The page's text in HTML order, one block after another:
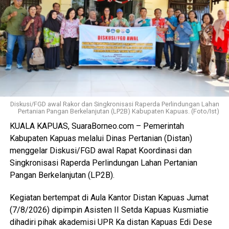
bersedia direlokasi tanpa adanya penolakan. Seluruh 16
pemotong unggas telah memenuhi kewajiban membayar
retribusi.
Ia menambahkan sesuai Perda yang berlaku yakni sebesar
Rp300 per ekor meningkat dari tarif sebelumnya Rp100
per ekor. Dana ini masuk pendapatan daerah kemudian
kembali kepada peningkatan fasilitas RPU itu sendiri.
“Pemerintah Kabupaten Kapuas berharap proses
pemotongan unggas dapat berlangsung lebih tertata
memenuhi standar kesehatan masyarakat serta
menghasilkan produk unggas yang lebih bersih serta aman
dikonsumsi,” ujarnya. (Ujg/SB)
Bagikan ke
Diskusi/FGD awal Rakor dan Singkronisasi Raperda Perlindungan Lahan
Pertanian Pangan Berkelanjutan (LP2B) Kabupaten Kapuas. (Foto/Ist)
KUALA KAPUAS, SuaraBorneo.com – Pemerintah
Kabupaten Kapuas melalui Dinas Pertanian (Distan)
menggelar Diskusi/FGD awal Rapat Koordinasi dan
Singkronisasi Raperda Perlindungan Lahan Pertanian
Pangan Berkelanjutan (LP2B).
Kegiatan bertempat di Aula Kantor Distan Kapuas Jumat
(7/8/2026) dipimpin Asisten II Setda Kapuas Kusmiatie
dihadiri pihak akademisi UPR Ka distan Kapuas Edi Dese